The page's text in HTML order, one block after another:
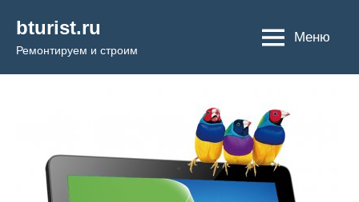
содержимому
bturist.ru
Ремонтируем и строим
Меню